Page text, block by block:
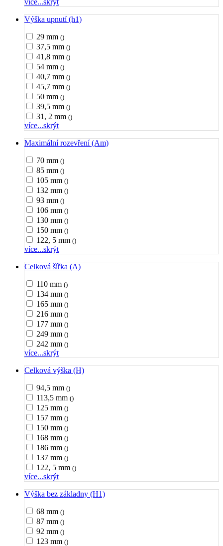
více...skrýt
Výška upnutí (h1)
29 mm ()
37,5 mm ()
41,8 mm ()
54 mm ()
40,7 mm ()
45,7 mm ()
50 mm ()
39,5 mm ()
31, 2 mm ()
více...skrýt
Maximální rozevření (Am)
70 mm ()
85 mm ()
105 mm ()
132 mm ()
93 mm ()
106 mm ()
130 mm ()
150 mm ()
122, 5 mm ()
více...skrýt
Celková šířka (A)
110 mm ()
134 mm ()
165 mm ()
216 mm ()
177 mm ()
249 mm ()
242 mm ()
více...skrýt
Celková výška (H)
94,5 mm ()
113,5 mm ()
125 mm ()
157 mm ()
150 mm ()
168 mm ()
186 mm ()
137 mm ()
122, 5 mm ()
více...skrýt
Výška bez základny (H1)
68 mm ()
87 mm ()
92 mm ()
123 mm ()